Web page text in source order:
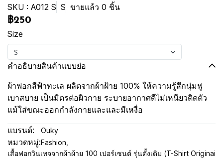
SKU : A012 S S ขายแล้ว 0 ชิ้น
฿250
Size
S
คำอธิบายสินค้าแบบย่อ
ผ้าฟอกสีฟ้าทะเล ผลิตจากผ้าฝ้าย 100% ให้ความรู้สึกนุ่มฟู
เบาสบาย เป็นมิตรต่อผิวกาย ระบายอากาศดีไม่เหนียวติดตัว
แม้ใส่ขณะออกกำลังกายและและมีเหงื่อ
แบรนด์: Ouky
หมวดหมู่:Fashion
เสื้อฟอกวินเทจจากผ้าผ้าย 100 เปอร์เซนต์ รุ่นดั้งเดิม (T-Shirt Originai